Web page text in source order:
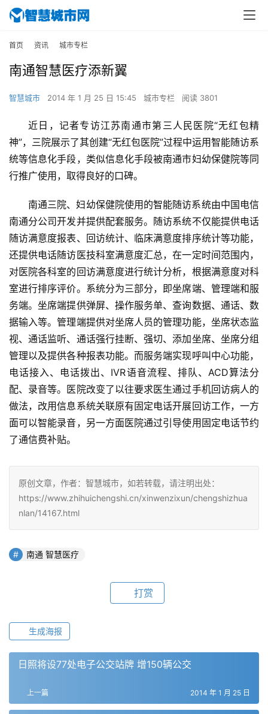
首页 资讯 城市专栏
南通智慧医疗添新翼
智慧城市 2014 年 1 月 25 日 15:45 城市专栏 阅读 3801
近日，记者专访江苏南通市第三人民医院“无红包精
神”，三院展示了其创建“无红包医院”过程中运用智能随访系
统等信息化手段，类似信息化手段被南通市妇幼保健院等同
行推广使用，取得良好的口碑。
南通三院、妇幼保健院使用的智能随访系统由中国电信
南通分公司开发并提供配套服务。随访系统不仅能提供电话
随访满意度报表、回访统计、临床满意度排序统计等功能，
还提供电话随访医技科室满意度汇总，在一定时间范围内，
对医院各科室的回访满意度进行统计分析，根据满意度对科
室进行排序评价。系统分为三部分，即坐席端、管理端和服
务端。坐席端提供弹屏、操作服务单、查询数据、通话、数
据输入等。管理端提供对坐席人员的管理功能，坐席状态监
视、通话监听、通话强行挂断、强切、添加坐席、坐席分组
管理以及提供各种报表功能。而服务端实现呼叫中心功能，
电话接入、电话拨出、IVR语音流程、排队、ACD算法分
配、录音等。医院改变了以往要求医生通过手机回访病人的
做法，改用信息系统关联原有固定电话开展回访工作，一方
面可以智能录音，另一方面医院通过引导使用固定电话节约
了通信费补贴。
原创文章，作者：智慧城市，如若转载，请注明出处：
https://www.zhihuichengshi.cn/xinwenzixun/chengshizhua
nlan/14167.html
南通 智慧医疗
打赏
生成海报
日照将设77处电子公交站牌 增150辆公交
上一篇 2014 年 1 月 25 日